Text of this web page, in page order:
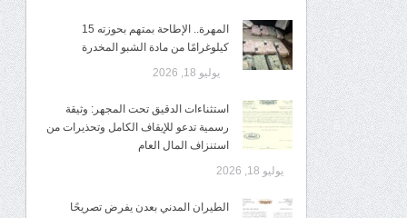
المهرة.. الإطاحة بمتهم بحوزته 15
كيلوغرامًا من مادة الشبو المخدرة
يوليو 18, 2026
استثناءات الدقيق تحت المجهر: وثيقة
رسمية تدعو للإيقاف الكامل وتحذيرات من
استنزاف المال العام
يوليو 18, 2026
الطيران المدني بعدن يفرض تصريحًا